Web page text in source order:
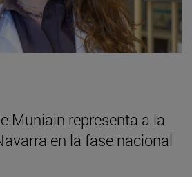
Muniain representa a la
en la fase nacional